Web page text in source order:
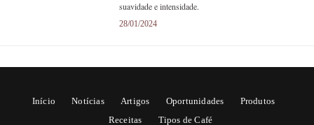
suavidade e intensidade.
28/01/2024
Início Notícias Artigos Oportunidades
Produtos
Receitas
Tipos de Café